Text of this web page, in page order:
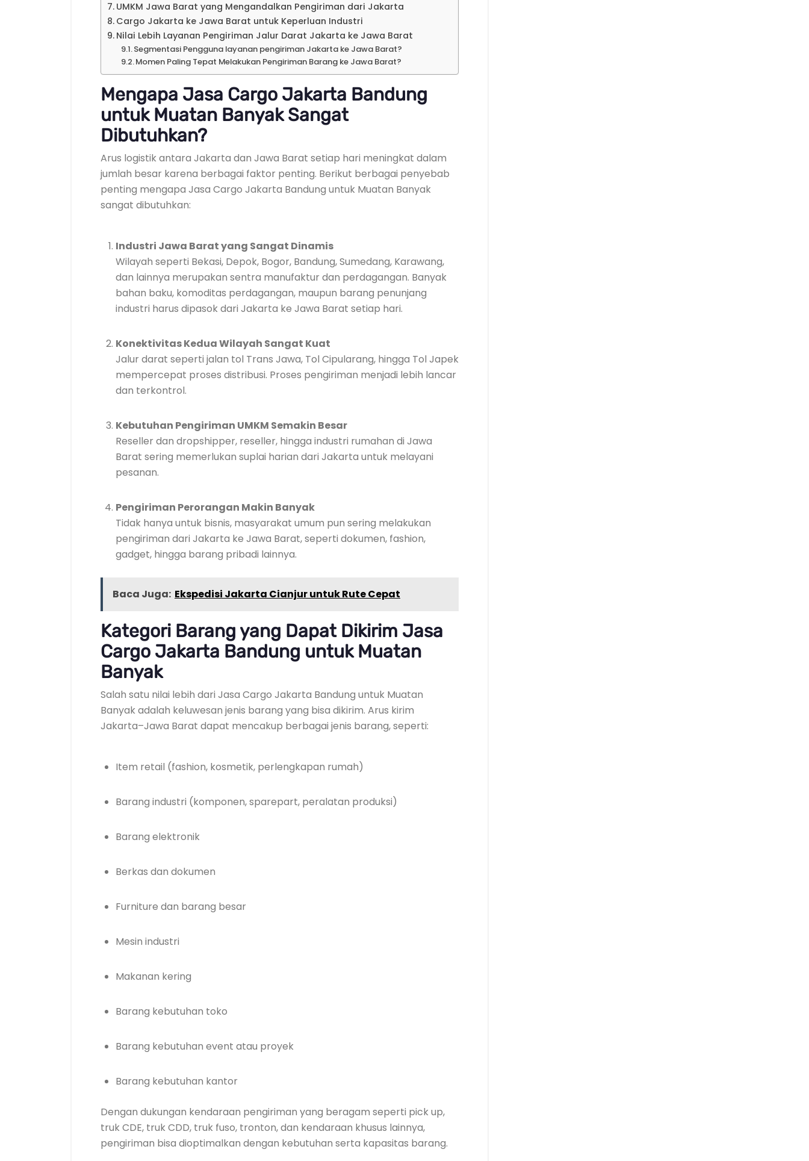
UMKM Jawa Barat yang Mengandalkan Pengiriman dari Jakarta
Cargo Jakarta ke Jawa Barat untuk Keperluan Industri
Nilai Lebih Layanan Pengiriman Jalur Darat Jakarta ke Jawa Barat
Segmentasi Pengguna layanan pengiriman Jakarta ke Jawa Barat?
Momen Paling Tepat Melakukan Pengiriman Barang ke Jawa Barat?
Mengapa Jasa Cargo Jakarta Bandung
untuk Muatan Banyak Sangat
Dibutuhkan?
Arus logistik antara Jakarta dan Jawa Barat setiap hari meningkat dalam
jumlah besar karena berbagai faktor penting. Berikut berbagai penyebab
penting mengapa Jasa Cargo Jakarta Bandung untuk Muatan Banyak
sangat dibutuhkan:
Industri Jawa Barat yang Sangat Dinamis
Wilayah seperti Bekasi, Depok, Bogor, Bandung, Sumedang, Karawang,
dan lainnya merupakan sentra manufaktur dan perdagangan. Banyak
bahan baku, komoditas perdagangan, maupun barang penunjang
industri harus dipasok dari Jakarta ke Jawa Barat setiap hari.
Konektivitas Kedua Wilayah Sangat Kuat
Jalur darat seperti jalan tol Trans Jawa, Tol Cipularang, hingga Tol Japek
mempercepat proses distribusi. Proses pengiriman menjadi lebih lancar
dan terkontrol.
Kebutuhan Pengiriman UMKM Semakin Besar
Reseller dan dropshipper, reseller, hingga industri rumahan di Jawa
Barat sering memerlukan suplai harian dari Jakarta untuk melayani
pesanan.
Pengiriman Perorangan Makin Banyak
Tidak hanya untuk bisnis, masyarakat umum pun sering melakukan
pengiriman dari Jakarta ke Jawa Barat, seperti dokumen, fashion,
gadget, hingga barang pribadi lainnya.
Baca Juga: Ekspedisi Jakarta Cianjur untuk Rute Cepat
Kategori Barang yang Dapat Dikirim Jasa
Cargo Jakarta Bandung untuk Muatan
Banyak
Salah satu nilai lebih dari Jasa Cargo Jakarta Bandung untuk Muatan
Banyak adalah keluwesan jenis barang yang bisa dikirim. Arus kirim
Jakarta–Jawa Barat dapat mencakup berbagai jenis barang, seperti:
Item retail (fashion, kosmetik, perlengkapan rumah)
Barang industri (komponen, sparepart, peralatan produksi)
Barang elektronik
Berkas dan dokumen
Furniture dan barang besar
Mesin industri
Makanan kering
Barang kebutuhan toko
Barang kebutuhan event atau proyek
Barang kebutuhan kantor
Dengan dukungan kendaraan pengiriman yang beragam seperti pick up,
truk CDE, truk CDD, truk fuso, tronton, dan kendaraan khusus lainnya,
pengiriman bisa dioptimalkan dengan kebutuhan serta kapasitas barang.